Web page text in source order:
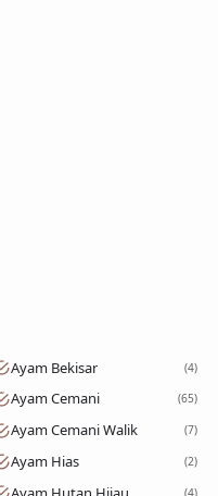
Ayam Bekisar 4
Ayam Cemani 65
Ayam Cemani Walik 7
Ayam Hias 2
4